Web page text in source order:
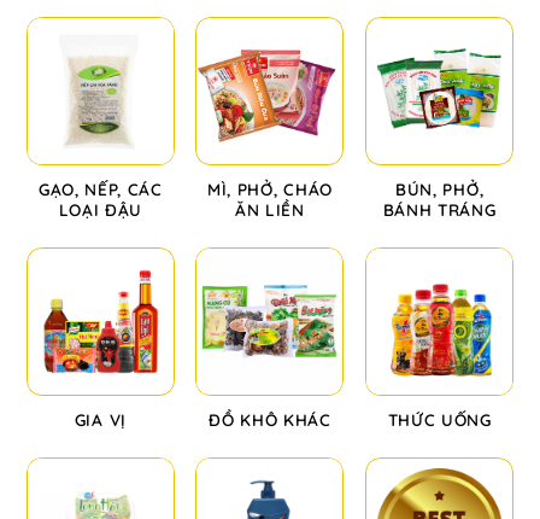
GẠO, NẾP, CÁC
LOẠI ĐẬU
MÌ, PHỞ, CHÁO
ĂN LIỀN
BÚN, PHỞ,
BÁNH TRÁNG
GIA VỊ ĐỒ KHÔ KHÁC THỨC UỐNG